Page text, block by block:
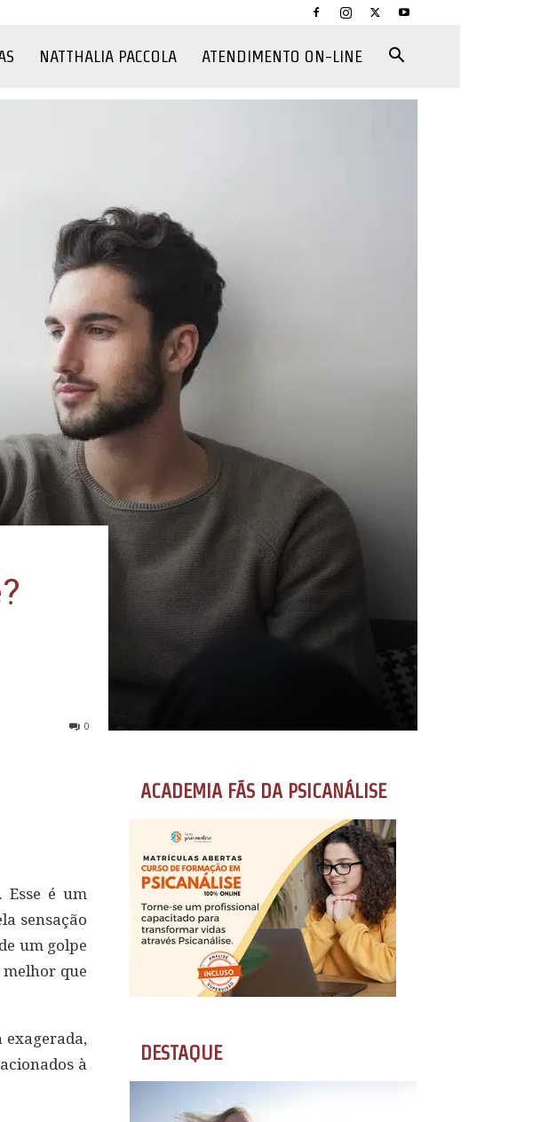
NATTHALIA PACCOLA ATENDIMENTO ON-LINE
0
Esse é um
sensação
um golpe
melhor que
exagerada,
à
ACADEMIA FÃS DA PSICANÁLISE
DESTAQUE